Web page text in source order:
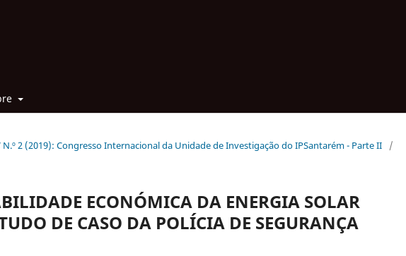
N.º 2 (2019): Congresso Internacional da Unidade de Investigação do IPSantarém - Parte II
/
ECONÓMICA DA ENERGIA SOLAR
DE CASO DA POLÍCIA DE SEGURANÇA